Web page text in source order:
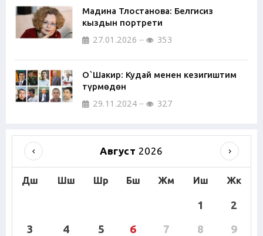
Мадина Тлостанова: Белгисиз
кыздын портрети
27.01.2026 353
О`Шакир: Кудай менен кезигиштим
түрмөдөн
29.11.2024 327
Август 2026
Дш Шш Шр Бш Жм Иш Жк
1
2
3
4 5 6 7 8
9